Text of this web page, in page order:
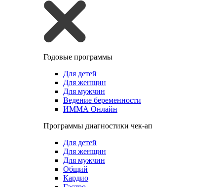
Годовые программы
Для детей
Для женщин
Для мужчин
Ведение беременности
ИММА Онлайн
Программы диагностики чек-ап
Для детей
Для женщин
Для мужчин
Общий
Кардио